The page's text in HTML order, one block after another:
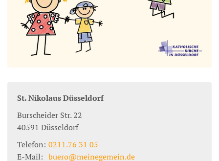
St. Nikolaus Düsseldorf
Burscheider Str. 22
40591 Düsseldorf
Telefon: 0211.76 31 05
E-Mail: buero@meinegemein.de